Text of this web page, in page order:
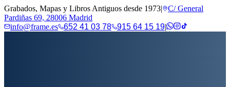
Grabados, Mapas y Libros Antiguos desde 1973|
C/ General
Pardiñas 69, 28006 Madrid
info@frame.es
652 41 03 78 915 64 15 19|